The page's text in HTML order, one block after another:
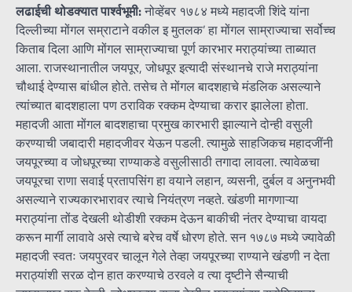
लढाईची थोडक्यात पार्श्वभूमी:नोव्हेंबर १७८४ मध्ये महादजी शिंदे यांना
दिल्लीच्या मोंगल सम्राटाने वकील इ मुतलक’ हा मोंगल साम्राज्याचा सर्वोच्च
किताब दिला आणि मोंगल साम्राज्याचा पूर्ण कारभार मराठ्यांच्या ताब्यात
आला. राजस्थानातील जयपूर, जोधपूर इत्यादी संस्थानचे राजे मराठ्यांना
चौथाई देण्यास बांधील होते. तसेच ते मोंगल बादशहाचे मंडलिक असल्याने
त्यांच्यात बादशहाला पण ठराविक रक्कम देण्याचा करार झालेला होता.
महादजी आता मोंगल बादशहाचा प्रमुख कारभारी झाल्याने दोन्ही वसुली
करण्याची जबादारी महादजीवर येऊन पडली. त्यामुळे साहजिकच महादजींनी
जयपूरच्या व जोधपूरच्या राण्याकडे वसुलीसाठी तगादा लावला. त्यावेळचा
जयपूरचा राणा सवाई प्रतापसिंग हा वयाने लहान, व्यसनी, दुर्बल व अनुनभवी
असल्याने राज्यकारभारावर त्याचे नियंत्रण नव्हते. खंडणी मागणाऱ्या
मराठ्यांना तोंड देखली थोडीशी रक्कम देऊन बाकीची नंतर देण्याचा वायदा
करून मार्गी लावावे असे त्याचे बरेच वर्षे धोरण होते. सन १७८७ मध्ये ज्यावेळी
महादजी स्वतः जयपुरवर चालून गेले तेव्हा जयपूरच्या राण्याने खंडणी न देता
मराठ्यांशी सरळ दोन हात करण्याचे ठरवले व त्या दृष्टीने सैन्याची